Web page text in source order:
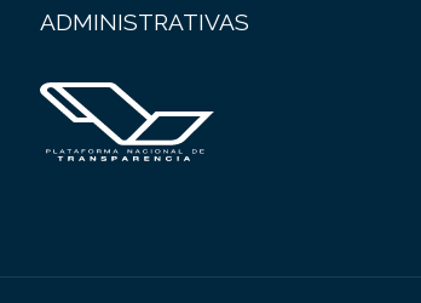
ADMINISTRATIVAS